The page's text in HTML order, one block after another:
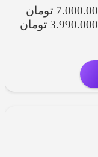
قیمت اصلی 7.000.000 تومان
قیمت فعلی 3.990.000 تومان